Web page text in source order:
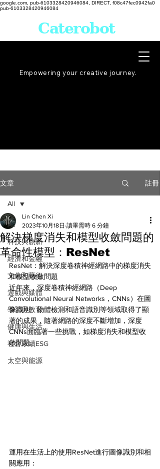
google.com, pub-6103328420946084, DIRECT, f08c47fec0942fa0
pub-6103328420946084
Empowering your creative journey.
Caterobot
文章 註冊
All
科技與創新
經濟和金融
文化和藝術
遊戲與媒體
學習與教育
健康與生活
社會永續ESG
太空與能源
All
解決梯度消失和模型收斂問題的
革命性模型：ResNet
Lin Chen Xi
2023年10月18日 讀畢需時 6 分鐘
ResNet：解決深度卷積神經網路中的梯度消失
和模型收斂問題
近年來，深度卷積神經網路（Deep
Convolutional Neural Networks，CNNs）在圖
像識別、物體檢測和語音識別等領域取得了顯
著的成果，隨著網路的深度不斷增加，深度
CNNs面臨著一些挑戰，如梯度消失和模型收
斂問題。
運用在生活上的使用ResNet進行圖像識別和相
關應用：